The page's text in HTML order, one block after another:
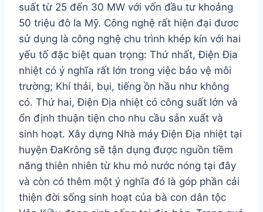
suất từ 25 đến 30 MW với vốn đầu tư khoảng
50 triệu đô la Mỹ. Công nghệ rất hiện đại đươc
sử dụng là công nghệ chu trình khép kín với hai
yếu tố đặc biệt quan trọng: Thứ nhất, Điện Địa
nhiệt có ý nghĩa rất lớn trong việc bảo vệ môi
trường; Khí thải, bụi, tiếng ồn hầu như không
có. Thứ hai, Điện Địa nhiệt có công suất lớn và
ổn định thuận tiện cho nhu cầu sản xuất và
sinh hoạt. Xây dựng Nhà máy Điện Địa nhiệt tại
huyện ĐaKrông sẽ tận dụng được nguồn tiềm
năng thiên nhiên từ khu mỏ nước nóng tại đây
và còn có thêm một ý nghĩa đó là góp phần cải
thiện đời sống sinh hoạt của bà con dân tộc